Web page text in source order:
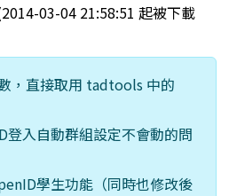
03-04 21:58:51 起被下載
，直接取用 tadtools 中的
登入自動群組設定不會動的問
學生功能（同時也修改後